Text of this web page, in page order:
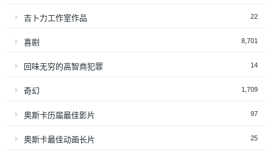
吉卜力工作室作品 22
喜剧 8,701
回味无穷的高智商犯罪 14
奇幻 1,709
奥斯卡历届最佳影片 97
奥斯卡最佳动画长片 25